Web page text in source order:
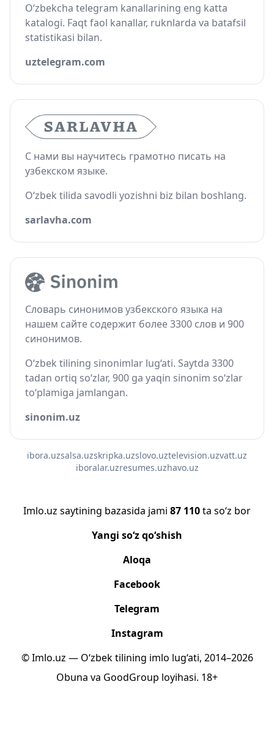
O‘zbekcha telegram kanallarining eng katta
katalogi. Faqt faol kanallar, ruknlarda va batafsil
statistikasi bilan.
uztelegram.com
С нами вы научитесь грамотно писать на
узбекском языке.
O‘zbek tilida savodli yozishni biz bilan boshlang.
sarlavha.com
Словарь синонимов узбекского языка на
нашем сайте содержит более 3300 слов и 900
синонимов.
O‘zbek tilining sinonimlar lug‘ati. Saytda 3300
tadan ortiq so‘zlar, 900 ga yaqin sinonim so‘zlar
to‘plamiga jamlangan.
sinonim.uz
ibora.uzsalsa.uzskripka.uzslovo.uztelevision.uzvatt.uz
iboralar.uzresumes.uzhavo.uz
Imlo.uz saytining bazasida jami 87 110ta so‘z bor
Yangi so‘z qo‘shish
Aloqa
Facebook
Telegram
Instagram
© Imlo.uz — O‘zbek tilining imlo lug‘ati, 2014–2026
Obuna va GoodGroup loyihasi. 18+